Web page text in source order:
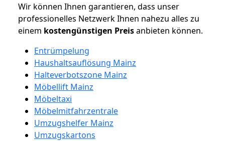
Wir können Ihnen garantieren, dass unser
professionelles Netzwerk Ihnen nahezu alles zu
einem kostengünstigen Preisanbieten können.
Entrümpelung
Haushaltsauflösung Mainz
Halteverbotszone Mainz
Möbellift Mainz
Möbeltaxi
Möbelmitfahrzentrale
Umzugshelfer Mainz
Umzugskartons